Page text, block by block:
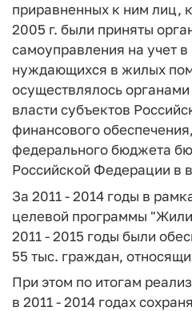
приравненных к ним лиц,
2005 г. были приняты
самоуправления на учет в
нуждающихся в жилых
осуществлялось органами
власти субъектов
финансового
федерального бюджета
Российской Федерации в
За 2011 - 2014 годы в
целевой программы
2011 - 2015 годы были
55 тыс. граждан,
При этом по итогам
в 2011 - 2014 годах